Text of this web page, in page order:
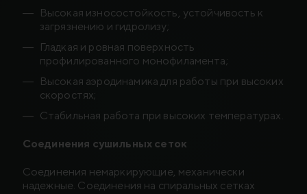
Высокая износостойкость, устойчивость к
загрязнению и гидролизу;
Гладкая и ровная поверхность
профилированного монофиламента;
Высокая аэродинамика для работы при высоких
скоростях;
Стабильная работа при высоких температурах.
Соединения сушильных сеток
Соединения немаркирующие, механически
надежные. Соединения на спиральных сетках